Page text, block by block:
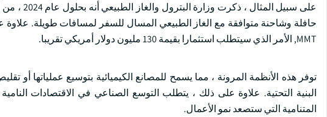
MMT, الأمر الذي سيتطلب استثمارا بقيمة 130 مليون دولار أمريكي تقريبا.
توفر هذه الأنظمة المرونة ، مما يسمح للمصانع الكيميائية بتوسيع عملياتها أو
البنية التحتية. علاوة على ذلك ، يتطلب التوسع الصناعي في الاقتصادات
المتنامية التي ستصعد نمو الأعمال.